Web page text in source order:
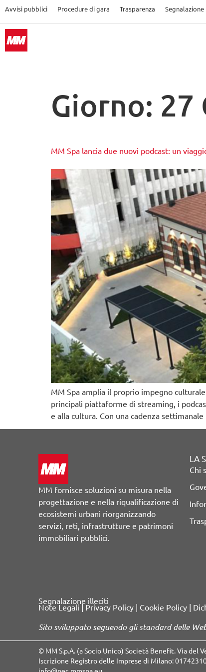
Avvisi pubblici Procedure di gara Trasparenza
Giorno: 27
MM Spa lancia due nuovi podcast: un
MM Spa amplia il proprio impegno
principali piattaforme di streaming, i
e alla cultura. Con una cadenza
MM fornisce soluzioni su misura nella
progettazione e nella riqualificazione di
ecosistemi urbani riorganizzando
servizi, reti, infrastrutture e patrimoni
immobiliari pubblici.
LA
Chi
Segnalazione illeciti
Note Legali Privacy Policy Cookie Policy
Sito sviluppato seguendo gli standard delle
© MM S.p.A. (a Socio Unico) Società Benefit. Via del
Iscrizione Registro delle Imprese di Milano: